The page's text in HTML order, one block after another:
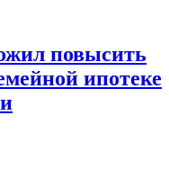
повысить
ипотеке